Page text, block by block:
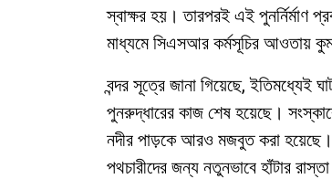
স্বাক্ষর হয়। তারপরই এই পুনর্নির্মাণ
মাধ্যমে সিএসআর কর্মসূচির আওতায়
বন্দর সূত্রে জানা গিয়েছে, ইতিমধ্যেই
পুনরুদ্ধারের কাজ শেষ হয়েছে।
নদীর পাড়কে আরও মজবুত করা হয়েছে।
পথচারীদের জন্য নতুনভাবে হাঁটার